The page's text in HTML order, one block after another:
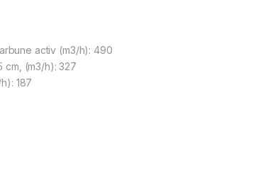
activ (m3/h): 490
cm, (m3/h): 327
187